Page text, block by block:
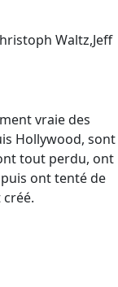
Waltz,Jeff
vraie des
Hollywood, sont
tout perdu, ont
ont tenté de